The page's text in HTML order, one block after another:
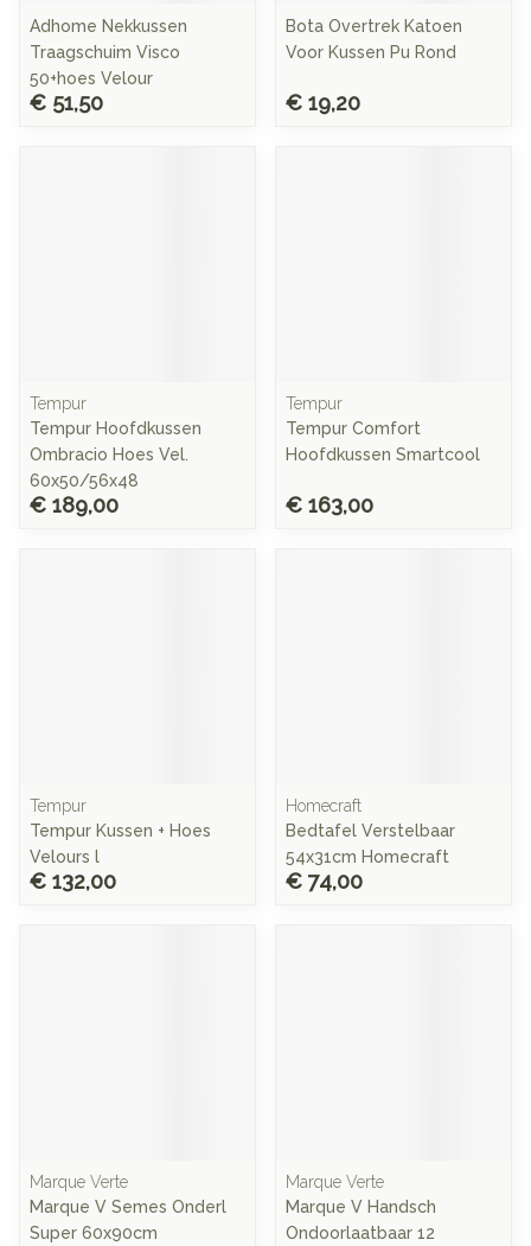
Adhome Nekkussen
Traagschuim Visco
50+hoes Velour
€ 51,50
Bota Overtrek Katoen
Voor Kussen Pu Rond
€ 19,20
Tempur
Tempur Hoofdkussen
Ombracio Hoes Vel.
60x50/56x48
€ 189,00
Tempur
Tempur Comfort
Hoofdkussen Smartcool
€ 163,00
Tempur
Tempur Kussen + Hoes
Velours l
€ 132,00
Homecraft
Bedtafel Verstelbaar
54x31cm Homecraft
€ 74,00
Marque Verte
Marque V Semes Onderl
Super 60x90cm
Marque Verte
Marque V Handsch
Ondoorlaatbaar 12